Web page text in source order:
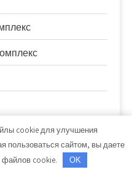
комплекс
cookie для улучшения
пользоваться сайтом, вы даете
файлов cookie.
OK